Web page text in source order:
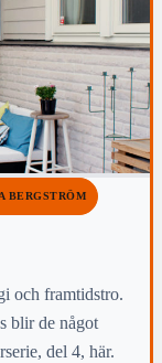
BERGSTRÖM
och framtidstro.
blir de något
del 4, här.